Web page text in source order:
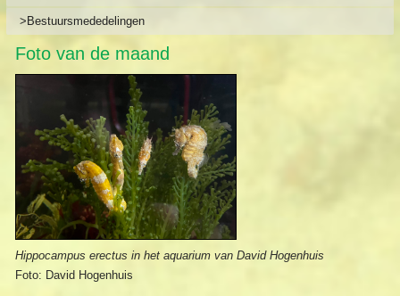
>Bestuursmededelingen
Foto van de maand
Hippocampus erectus in het aquarium van David Hogenhuis
Foto: David Hogenhuis